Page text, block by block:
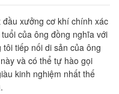
đầu xưởng cơ khí chính xác
của ông đồng nghĩa với
tiếp nối di sản của ông
và có thể tự hào gọi
kinh nghiệm nhất thế